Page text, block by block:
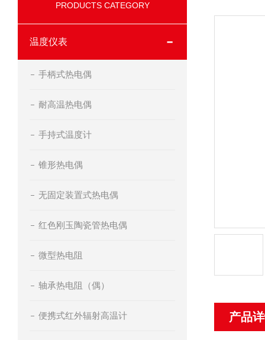
PRODUCTS CATEGORY
温度仪表
手柄式热电偶
耐高温热电偶
手持式温度计
锥形热电偶
无固定装置式热电偶
红色刚玉陶瓷管热电偶
微型热电阻
轴承热电阻（偶）
便携式红外辐射高温计 产品